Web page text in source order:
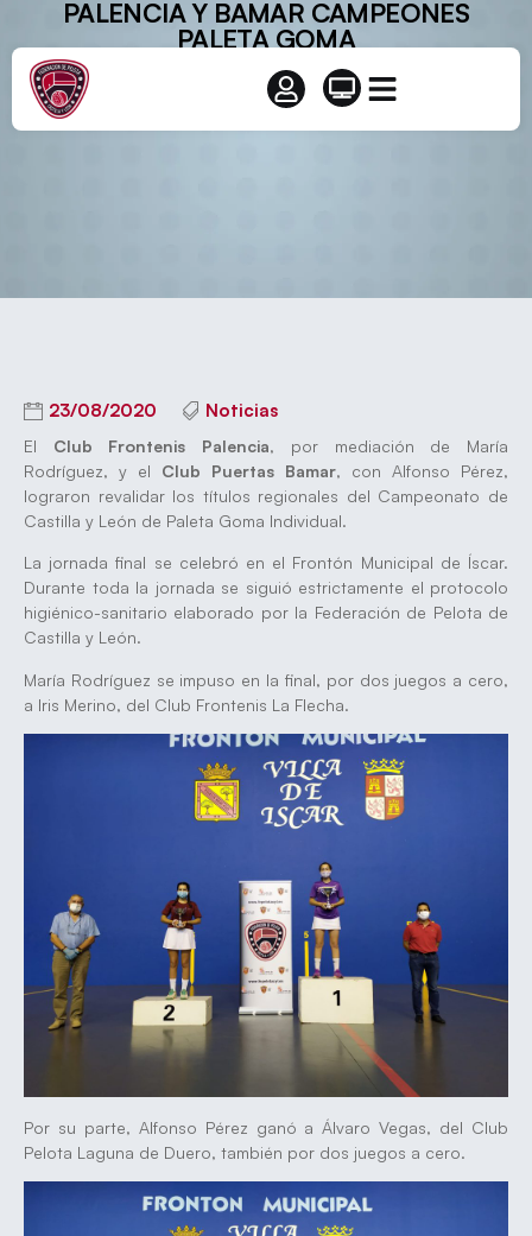
PALENCIA Y BAMAR CAMPEONES
PALETA GOMA
23/08/2020 Noticias
El Club Frontenis Palencia, por mediación de María
Rodríguez, y el Club Puertas Bamar, con Alfonso Pérez,
lograron revalidar los títulos regionales del Campeonato de
Castilla y León de Paleta Goma Individual.
La jornada final se celebró en el Frontón Municipal de Íscar.
Durante toda la jornada se siguió estrictamente el protocolo
higiénico-sanitario elaborado por la Federación de Pelota de
Castilla y León.
María Rodríguez se impuso en la final, por dos juegos a cero,
a Iris Merino, del Club Frontenis La Flecha.
Por su parte, Alfonso Pérez ganó a Álvaro Vegas, del Club
Pelota Laguna de Duero, también por dos juegos a cero.